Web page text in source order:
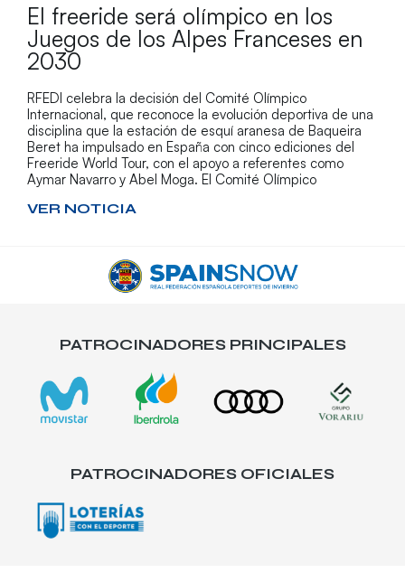
El freeride será olímpico en los
Juegos de los Alpes Franceses en
2030
RFEDI celebra la decisión del Comité Olímpico
Internacional, que reconoce la evolución deportiva de una
disciplina que la estación de esquí aranesa de Baqueira
Beret ha impulsado en España con cinco ediciones del
Freeride World Tour, con el apoyo a referentes como
Aymar Navarro y Abel Moga. El Comité Olímpico
VER NOTICIA
PATROCINADORES PRINCIPALES
PATROCINADORES OFICIALES